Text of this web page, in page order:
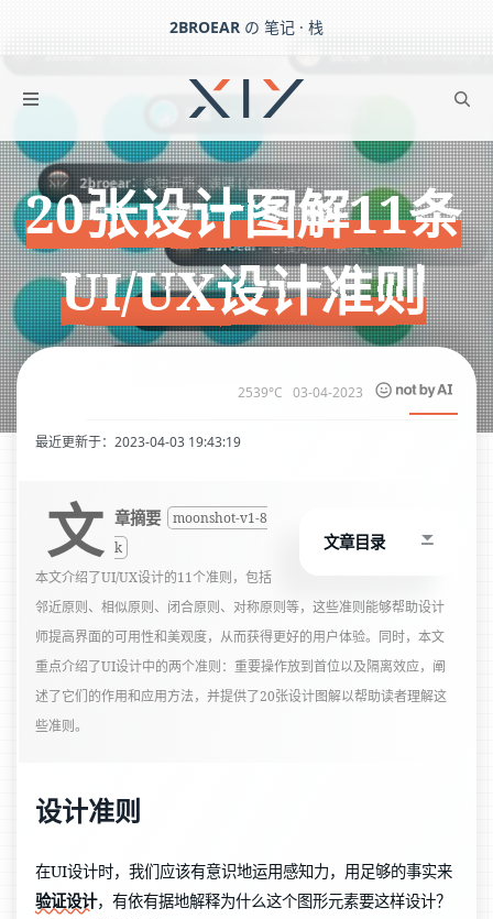
2BROEAR の 笔记 · 栈
20张设计图解11条UI/UX设计准则
下一篇：Bing AI PC/移动端免代理使用流程
20张设计图解11条
UI/UX设计准则
： @河童，[ Custom Image ]
mark [ Custom Image ]
：@独元殇，诶嘿 [ Custom Image ]
2broear ：@河童，[ Custom Image ]
2broear：@独元殇，诶嘿 [ Custom Image ]
2539°C 03-04-2023
最近更新于：2023-04-03 19:43:19
文章目录
文 章摘要
moonshot-v1-8
k
本文介绍了UI/UX设计的11个准则，包括
邻近原则、相似原则、闭合原则、对称原则等，这些准则能够帮助设计
师提高界面的可用性和美观度，从而获得更好的用户体验。同时，本文
重点介绍了UI设计中的两个准则：重要操作放到首位以及隔离效应，阐
述了它们的作用和应用方法，并提供了20张设计图解以帮助读者理解这
些准则。
设计准则
在UI设计时，我们应该有意识地运用感知力，用足够的事实来
验证设计，有依有据地解释为什么这个图形元素要这样设计？